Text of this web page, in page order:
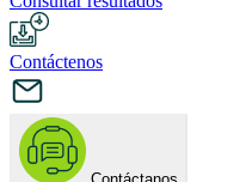
Contáctenos